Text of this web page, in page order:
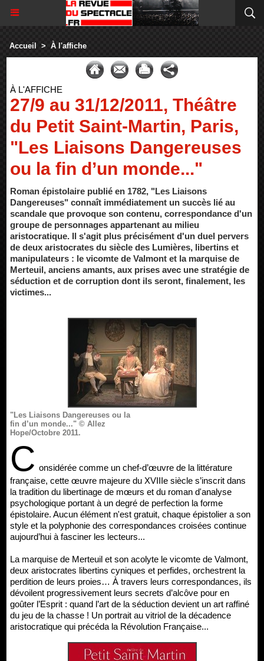
Accueil > À l'affiche
À L'AFFICHE
27/9 au 31/12/2011, Théâtre
du Petit Saint-Martin, Paris,
"Les Liaisons Dangereuses
ou la fin d’un monde..."
Roman épistolaire publié en 1782, "Les Liaisons
Dangereuses" connaît immédiatement un succès lié au
scandale que provoque son contenu, correspondance d'un
groupe de personnages appartenant au milieu
aristocratique. Il s'agit plus précisément d'un duel pervers
de deux aristocrates du siècle des Lumières, libertins et
manipulateurs : le vicomte de Valmont et la marquise de
Merteuil, anciens amants, aux prises avec une stratégie de
séduction et de corruption dont ils seront, finalement, les
victimes...
"Les Liaisons Dangereuses ou la
fin d’un monde..." © Allez
Hope/Octobre 2011.
C onsidérée comme un chef-d’œuvre de la littérature
française, cette œuvre majeure du XVIIIe siècle s’inscrit dans
la tradition du libertinage de mœurs et du roman d'analyse
psychologique portant à un degré de perfection la forme
épistolaire. Aucun élément n'est gratuit, chaque épistolier a son
style et la polyphonie des correspondances croisées continue
aujourd’hui à fasciner les lecteurs...
La marquise de Merteuil et son acolyte le vicomte de Valmont,
deux aristocrates libertins cyniques et perfides, orchestrent la
perdition de leurs proies… À travers leurs correspondances, ils
dévoilent progressivement leurs secrets d’alcôve pour en
goûter l’Esprit : quand l’art de la séduction devient un art raffiné
du jeu de la chasse ! Un portrait au vitriol de la décadence
aristocratique qui précéda la Révolution Française...